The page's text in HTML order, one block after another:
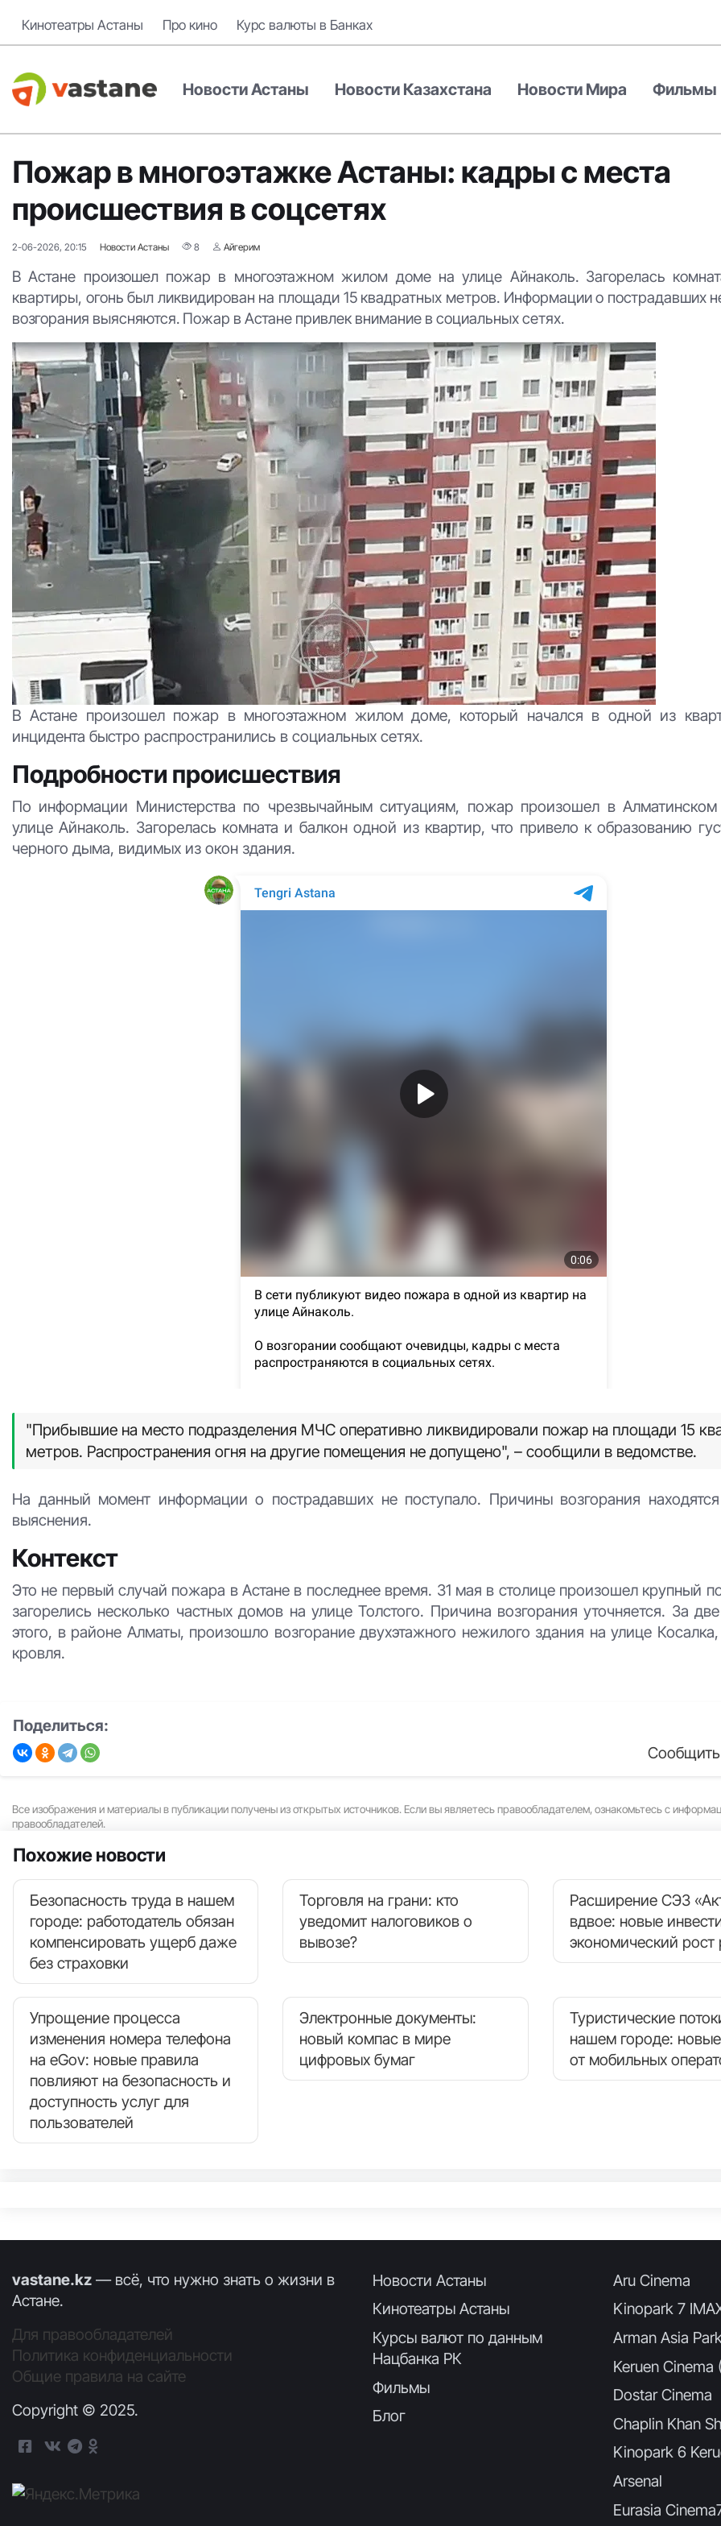
Кинотеатры Астаны Про кино Курс валюты в Банках
Новости Астаны Новости Казахстана Новости Мира Фильмы
Пожар в многоэтажке Астаны: кадры с места
происшествия в соцсетях
2-06-2026, 20:15 Новости Астаны 8 Айгерим
В Астане произошел пожар в многоэтажном жилом доме на улице Айнаколь. Загорелась
квартиры, огонь был ликвидирован на площади 15 квадратных метров. Информации о пострадавших
возгорания выясняются. Пожар в Астане привлек внимание в социальных сетях.
В Астане произошел пожар в многоэтажном жилом доме, который начался в одной из
инцидента быстро распространились в социальных сетях.
Подробности происшествия
По информации Министерства по чрезвычайным ситуациям, пожар произошел в
улице Айнаколь. Загорелась комната и балкон одной из квартир, что привело к образованию
черного дыма, видимых из окон здания.
"Прибывшие на место подразделения МЧС оперативно ликвидировали пожар на площади 15
метров. Распространения огня на другие помещения не допущено", – сообщили в ведомстве.
На данный момент информации о пострадавших не поступало. Причины возгорания
выяснения.
Контекст
Это не первый случай пожара в Астане в последнее время. 31 мая в столице произошел крупный
загорелись несколько частных домов на улице Толстого. Причина возгорания уточняется. За
этого, в районе Алматы, произошло возгорание двухэтажного нежилого здания на улице Косалка,
кровля.
Поделиться:
Все изображения и материалы в публикации получены из открытых источников. Если вы являетесь правообладателем, ознакомьтесь с
правообладателей.
Похожие новости
Безопасность труда в нашем
городе: работодатель обязан
компенсировать ущерб даже
без страховки
Торговля на грани: кто
уведомит налоговиков о
вывозе?
Расширение СЭЗ
вдвое: новые
экономический рост
Упрощение процесса
изменения номера телефона
на eGov: новые правила
повлияют на безопасность и
доступность услуг для
пользователей
Электронные документы:
новый компас в мире
цифровых бумаг
Туристические
нашем городе:
от мобильных
vastane.kz — всё, что нужно знать о жизни в
Астане.
Для правообладателей
Политика конфиденциальности
Общие правила на сайте
Copyright © 2025.
Новости Астаны
Кинотеатры Астаны
Курсы валют по данным
Нацбанка РК
Фильмы
Блог
Aru Cinema
Kinopark 7
Arman Asia
Keruen Cinema
Dostar Cinema
Chaplin Khan
Kinopark 6
Arsenal
Eurasia